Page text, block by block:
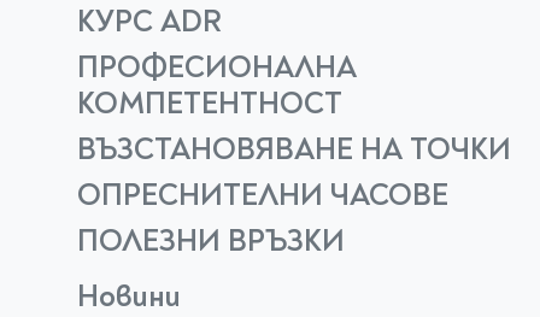
КУРС ADR
ПРОФЕСИОНАЛНА
КОМПЕТЕНТНОСТ
ВЪЗСТАНОВЯВАНЕ НА ТОЧКИ
ОПРЕСНИТЕЛНИ ЧАСОВЕ
ПОЛЕЗНИ ВРЪЗКИ
Новини